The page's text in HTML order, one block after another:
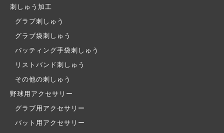
刺しゅう加工
グラブ刺しゅう
グラブ袋刺しゅう
バッティング手袋刺しゅう
リストバンド刺しゅう
その他の刺しゅう
野球用アクセサリー
グラブ用アクセサリー
バット用アクセサリー